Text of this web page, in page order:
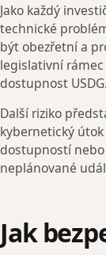
Jako každý
technické
být obezřetní a
legislativní
dostupnost USDG.
Další riziko
kybernetický
dostupností
neplánované
Jak